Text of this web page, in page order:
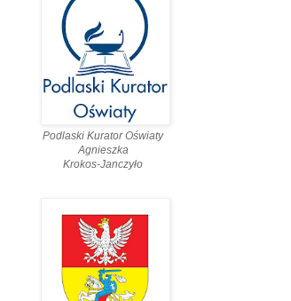
Podlaski Kurator Oświaty
Agnieszka
Krokos-Janczyło